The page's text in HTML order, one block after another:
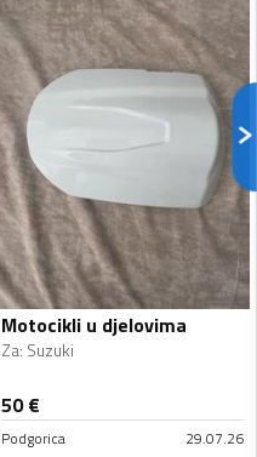
Motocikli u djelovima
Za: Suzuki
50€
Podgorica 29.07.26